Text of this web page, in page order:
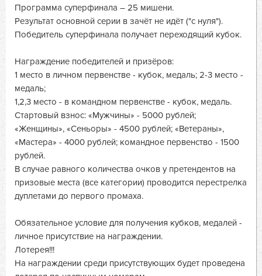
Программа суперфинала – 25 мишени.
Результат основной серии в зачёт не идёт ("с нуля").
Победитель суперфинала получает переходящий кубок.
Награждение победителей и призёров:
1 место в личном первенстве - кубок, медаль; 2-3 место -
медаль;
1,2,3 место - в командном первенстве - кубок, медаль.
Стартовый взнос: «Мужчины» - 5000 рублей;
«Женщины», «Сеньоры» - 4500 рублей; «Ветераны»,
«Мастера» - 4000 рублей; командное первенство - 1500
рублей.
В случае равного количества очков у претендентов на
призовые места (все категории) проводится перестрелка
дуплетами до первого промаха.
Обязательное условие для получения кубков, медалей -
личное присутствие на награждении.
Лотерея!!!
На награждении среди присутствующих будет проведена